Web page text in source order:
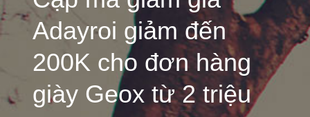
Adayroi giảm đến
200K cho đơn hàng
giày Geox từ 2 triệu